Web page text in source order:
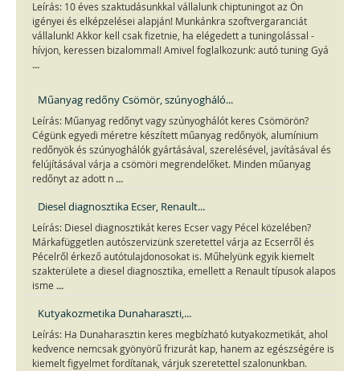
Leírás: 10 éves szaktudásunkkal vállalunk chiptuningot az Ön
igényei és elképzelései alapján! Munkánkra szoftvergaranciát
vállalunk! Akkor kell csak fizetnie, ha elégedett a tuningolással -
hívjon, keressen bizalommal! Amivel foglalkozunk: autó tuning Gyá
...
Műanyag redőny Csömör, szúnyogháló...
Leírás: Műanyag redőnyt vagy szúnyoghálót keres Csömörön?
Cégünk egyedi méretre készített műanyag redőnyök, alumínium
redőnyök és szúnyoghálók gyártásával, szerelésével, javításával és
felújításával várja a csömöri megrendelőket. Minden műanyag
redőnyt az adott n ...
Diesel diagnosztika Ecser, Renault...
Leírás: Diesel diagnosztikát keres Ecser vagy Pécel közelében?
Márkafüggetlen autószervizünk szeretettel várja az Ecserről és
Pécelről érkező autótulajdonosokat is. Műhelyünk egyik kiemelt
szakterülete a diesel diagnosztika, emellett a Renault típusok alapos
isme ...
Kutyakozmetika Dunaharaszti,...
Leírás: Ha Dunaharasztin keres megbízható kutyakozmetikát, ahol
kedvence nemcsak gyönyörű frizurát kap, hanem az egészségére is
kiemelt figyelmet fordítanak, várjuk szeretettel szalonunkban.